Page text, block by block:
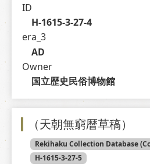
ID
H-1615-3-27-4
era_3
AD
Owner
国立歴史民俗博物館
（天朝無窮暦草稿）
H-1615-3-27-5